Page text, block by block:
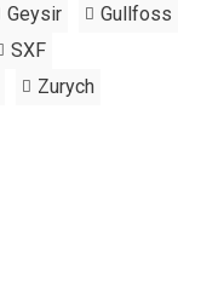
Geysir
Gullfoss
SXF
Zurych